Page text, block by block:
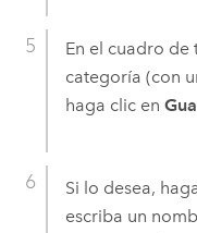
En el cuadro
categoría (con
haga clic en
Si lo desea,
escriba un